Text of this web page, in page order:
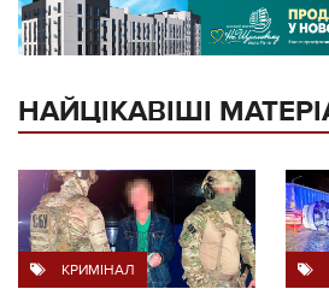
НАЙЦІКАВІШІ
КРИМІНАЛ